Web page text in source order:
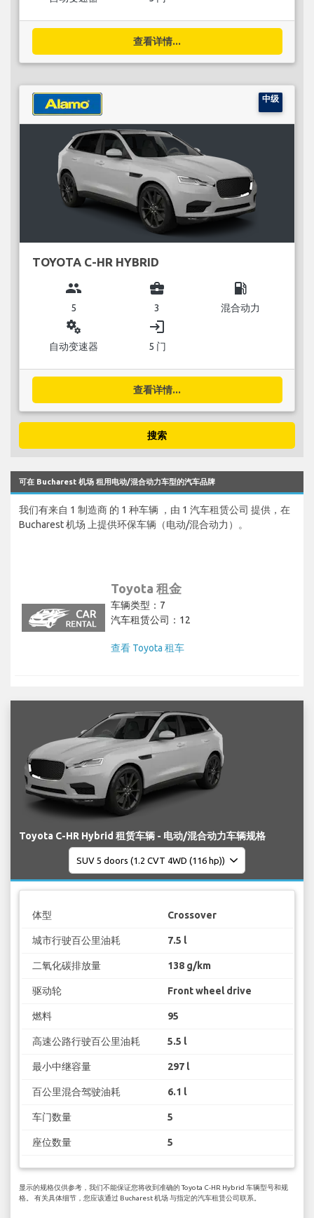
查看详情...
中级
TOYOTA C-HR HYBRID
group
5
business_center
3
local_gas_station
混合动力
miscellaneous_services
自动变速器
login
5 门
查看详情...
搜索
可在 Bucharest 机场 租用电动/混合动力车型的汽车品牌
我们有来自 1 制造商 的 1 种车辆 ，由 1 汽车租赁公司 提供，在
Bucharest 机场 上提供环保车辆（电动/混合动力）。
Toyota 租金
车辆类型：7
汽车租赁公司：12
查看 Toyota 租车
Toyota C-HR Hybrid 租赁车辆 - 电动/混合动力车辆规格
体型 Crossover
城市行驶百公里油耗 7.5 l
二氧化碳排放量 138 g/km
驱动轮 Front wheel drive
燃料 95
高速公路行驶百公里油耗 5.5 l
最小中继容量 297 l
百公里混合驾驶油耗 6.1 l
车门数量 5
座位数量 5
显示的规格仅供参考，我们不能保证您将收到准确的 Toyota C-HR Hybrid 车辆型号和规
格。 有关具体细节，您应该通过 Bucharest 机场 与指定的汽车租赁公司联系。